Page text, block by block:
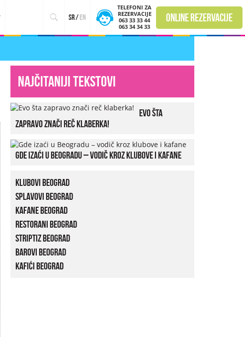
sr/en
TELEFONI ZA
REZERVACIJE
063 33 33 44
063 34 34 33
online rezervacije
Najčitaniji tekstovi
Evo šta
zapravo znači reč klaberka!
Gde izaći u Beogradu – vodič kroz klubove i kafane
Klubovi Beograd
Splavovi Beograd
Kafane Beograd
Restorani Beograd
Striptiz Beograd
Barovi Beograd
Kafići Beograd